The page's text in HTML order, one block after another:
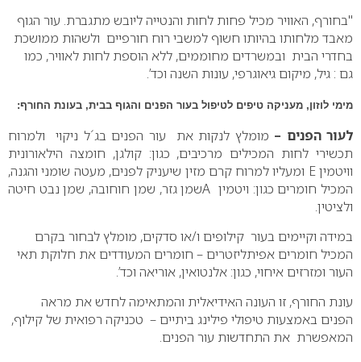
"בחורף, האוויר מכיל פחות לחות והנטייה ליובש מתגברת. עור הגוף
מאבד מלחותו בהיותו חשוף למשבי רוח חורפיים ולשהות ממושכת
בחדרי הבית ובמשרדים מחוממים, ללא הוספת לחות לאוויר, כמו
גם : גיל, מיקום גיאוגרפי, עונות השנה וכד’.
מימי לוזון, מעניקה טיפים לטיפול בעור הפנים והגוף בבית, בעונת החורף:
לעור הפנים – מומלץ לנקות את עור הפנים בג´ל ניקוי ולמרוח
תכשירי לחות המכילים מרכיבים, כגון: קולגן, חומצה הילאורונית
וויטמין E ומעליו למרוח קרם מזין שיעניק לפנים, מעטה שומני והגנה,
המכיל חומרים כגון: ויטמין Aשמן גזר, שמן חוחובה, שמן נבט חיטה
ולציטין.
במידה וקיימים בעור קילופים ו/או סדקים, מומלץ לבחור בקרם
המכיל חומרים אפיתליזטרים – חומרים המעודדים את חלוקת תאי
העור ומזרזים איחוי, כגון: אלנטואין, אוריאה וכד’.
עונת החורף, זו העונה האידיאלית והמתאימה לחדש את מראה
הפנים באמצעות טיפולי פילינג ביתיים – טכניקה רפואית של קילוף,
המאפשרת את התחדשות עור הפנים.